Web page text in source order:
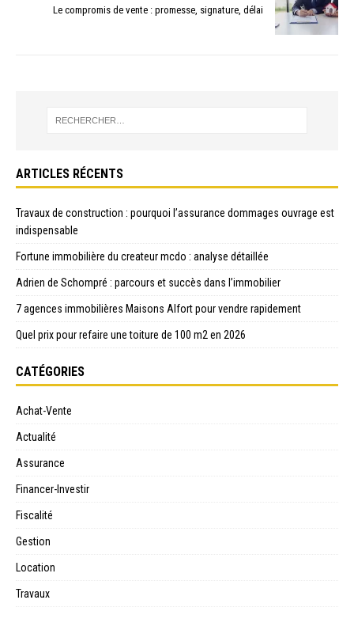
Le compromis de vente : promesse, signature, délai
ARTICLES RÉCENTS
Travaux de construction : pourquoi l’assurance dommages ouvrage est
indispensable
Fortune immobilière du createur mcdo : analyse détaillée
Adrien de Schompré : parcours et succès dans l’immobilier
7 agences immobilières Maisons Alfort pour vendre rapidement
Quel prix pour refaire une toiture de 100 m2 en 2026
CATÉGORIES
Achat-Vente
Actualité
Assurance
Financer-Investir
Fiscalité
Gestion
Location
Travaux